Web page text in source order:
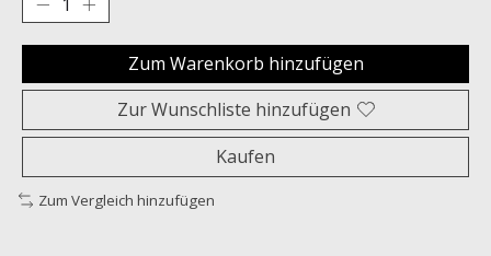
Zum Warenkorb hinzufügen
Zur Wunschliste hinzufügen
Kaufen
Zum Vergleich hinzufügen